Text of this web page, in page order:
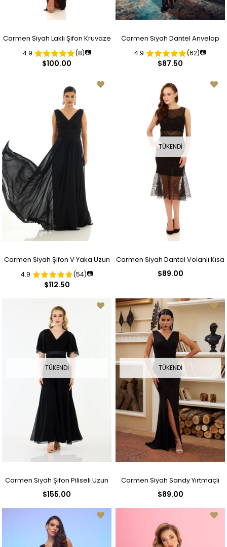
Carmen Siyah Laklı Şifon Kruvaze
Yırtmaçlı Abiye Elbise
4.9 (8)📷
$100.00
Carmen Siyah Dantel Anvelop
Uzun Abiye Elbise
4.9 (62)📷
$87.50
Carmen Siyah Şifon V Yaka Uzun
Abiye Elbise
4.9 (54)📷
$112.50
TÜKENDI
Carmen Siyah Dantel Volanlı Kısa
$89.00
TÜKENDI
Carmen Siyah Şifon Piliseli Uzun
$155.00
TÜKENDI
Carmen Siyah Sandy Yırtmaçlı
$89.00